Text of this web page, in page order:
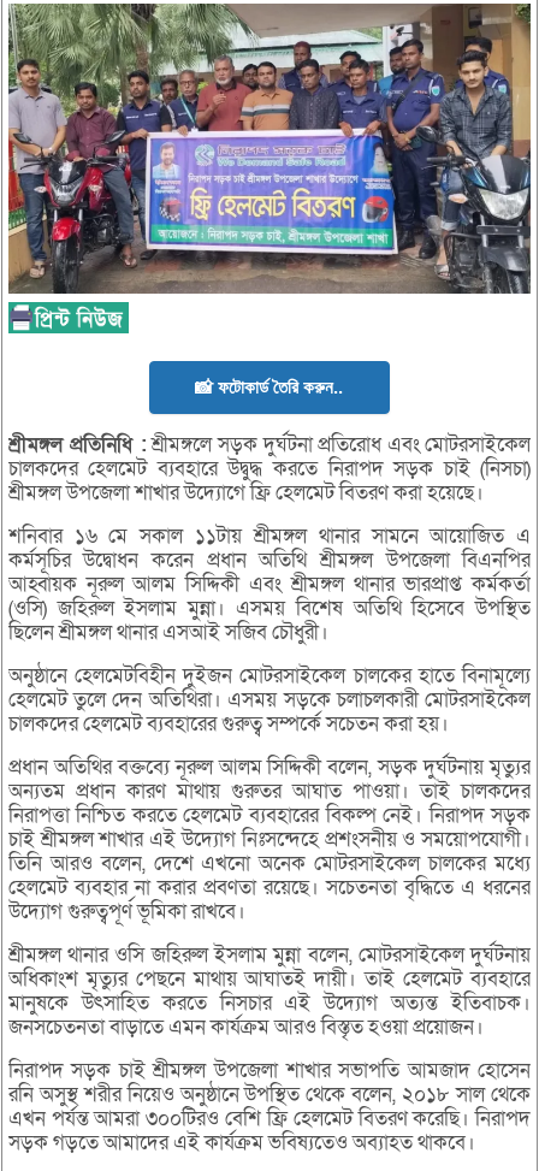
📸 ফটোকার্ড তৈরি করুন..
শ্রীমঙ্গলপ্রতিনিধি :শ্রীমঙ্গলে সড়ক দুর্ঘটনা প্রতিরোধ এবং মোটরসাইকেল
চালকদের হেলমেট ব্যবহারে উদ্বুদ্ধ করতে নিরাপদ সড়ক চাই (নিসচা)
শ্রীমঙ্গল উপজেলা শাখার উদ্যোগে ফ্রি হেলমেট বিতরণ করা হয়েছে।
শনিবার ১৬ মে সকাল ১১টায় শ্রীমঙ্গল থানার সামনে আয়োজিত এ
কর্মসূচির উদ্বোধন করেন প্রধান অতিথি শ্রীমঙ্গল উপজেলা বিএনপির
আহ্বায়ক নূরুল আলম সিদ্দিকী এবং শ্রীমঙ্গল থানার ভারপ্রাপ্ত কর্মকর্তা
(ওসি) জহিরুল ইসলাম মুন্না। এসময় বিশেষ অতিথি হিসেবে উপস্থিত
ছিলেন শ্রীমঙ্গল থানার এসআই সজিব চৌধুরী।
অনুষ্ঠানে হেলমেটবিহীন দুইজন মোটরসাইকেল চালকের হাতে বিনামূল্যে
হেলমেট তুলে দেন অতিথিরা। এসময় সড়কে চলাচলকারী মোটরসাইকেল
চালকদের হেলমেট ব্যবহারের গুরুত্ব সম্পর্কে সচেতন করা হয়।
প্রধান অতিথির বক্তব্যে নূরুল আলম সিদ্দিকী বলেন, সড়ক দুর্ঘটনায় মৃত্যুর
অন্যতম প্রধান কারণ মাথায় গুরুতর আঘাত পাওয়া। তাই চালকদের
নিরাপত্তা নিশ্চিত করতে হেলমেট ব্যবহারের বিকল্প নেই। নিরাপদ সড়ক
চাই শ্রীমঙ্গল শাখার এই উদ্যোগ নিঃসন্দেহে প্রশংসনীয় ও সময়োপযোগী।
তিনি আরও বলেন, দেশে এখনো অনেক মোটরসাইকেল চালকের মধ্যে
হেলমেট ব্যবহার না করার প্রবণতা রয়েছে। সচেতনতা বৃদ্ধিতে এ ধরনের
উদ্যোগ গুরুত্বপূর্ণ ভূমিকা রাখবে।
শ্রীমঙ্গল থানার ওসি জহিরুল ইসলাম মুন্না বলেন, মোটরসাইকেল দুর্ঘটনায়
অধিকাংশ মৃত্যুর পেছনে মাথায় আঘাতই দায়ী। তাই হেলমেট ব্যবহারে
মানুষকে উৎসাহিত করতে নিসচার এই উদ্যোগ অত্যন্ত ইতিবাচক।
জনসচেতনতা বাড়াতে এমন কার্যক্রম আরও বিস্তৃত হওয়া প্রয়োজন।
নিরাপদ সড়ক চাই শ্রীমঙ্গল উপজেলা শাখার সভাপতি আমজাদ হোসেন
রনি অসুস্থ শরীর নিয়েও অনুষ্ঠানে উপস্থিত থেকে বলেন, ২০১৮ সাল থেকে
এখন পর্যন্ত আমরা ৩০০টিরও বেশি ফ্রি হেলমেট বিতরণ করেছি। নিরাপদ
সড়ক গড়তে আমাদের এই কার্যক্রম ভবিষ্যতেও অব্যাহত থাকবে।